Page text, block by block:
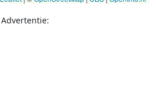
Advertentie: